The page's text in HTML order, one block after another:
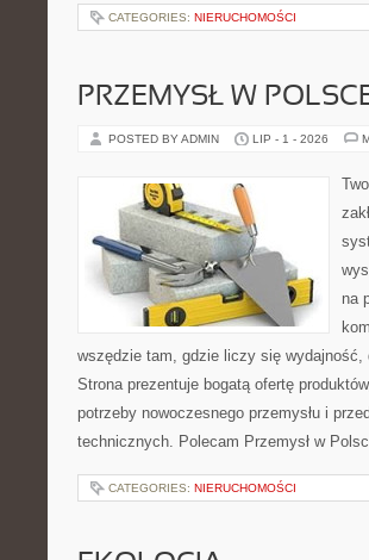
CATEGORIES: NIERUCHOMOŚCI
PRZEMYSŁ W
POSTED BY ADMIN LIP - 1 - 2026
na
wszędzie tam, gdzie liczy się wydajność,
Strona prezentuje bogatą ofertę
potrzeby nowoczesnego przemysłu i
technicznych. Polecam Przemysł w
CATEGORIES: NIERUCHOMOŚCI